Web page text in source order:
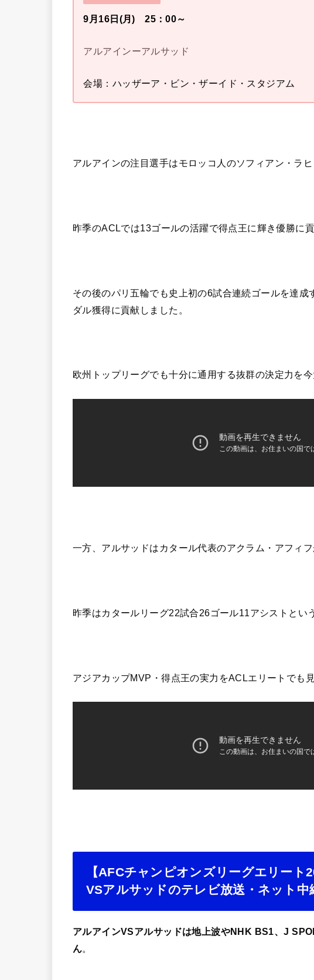
9月16日(月) 25：00～
アルアインーアルサッド
会場：ハッザーア・ビン・ザーイド・スタジアム
アルアインの注目選手はモロッコ人のソフィアン・ラヒ
昨季のACLでは13ゴールの活躍で得点王に輝き優勝に貢
その後のパリ五輪でも史上初の6試合連続ゴールを達
ダル獲得に貢献しました。
欧州トップリーグでも十分に通用する抜群の決定力を今
一方、アルサッドはカタール代表のアクラム・アフィフ
昨季はカタールリーグ22試合26ゴール11アシストとい
アジアカップMVP・得点王の実力をACLエリートでも
【AFCチャンピオンズリーグエリート
VSアルサッドのテレビ放送・ネット中
アルアインVSアルサッドは地上波やNHK BS1、J
ん